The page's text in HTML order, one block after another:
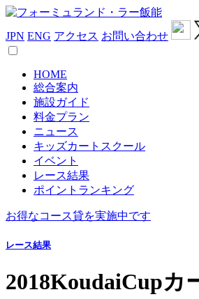
JPN ENG アクセス お問い合わせ
HOME
総合案内
施設ガイド
料金プラン
ニュース
キッズカートスクール
イベント
レース結果
ポイントランキング
お得なコース貸を実施中です
レース結果
2018KoudaiCupカ